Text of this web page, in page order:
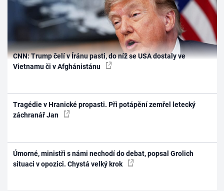
CNN: Trump čelí v Íránu pasti, do níž se USA dostaly ve
Vietnamu či v Afghánistánu
Tragédie v Hranické propasti. Při potápění zemřel letecký
záchranář Jan
Úmorné, ministři s námi nechodí do debat, popsal Grolich
situaci v opozici. Chystá velký krok